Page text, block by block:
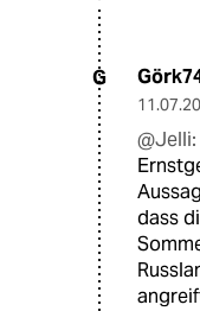
G
@Jelli:
dass